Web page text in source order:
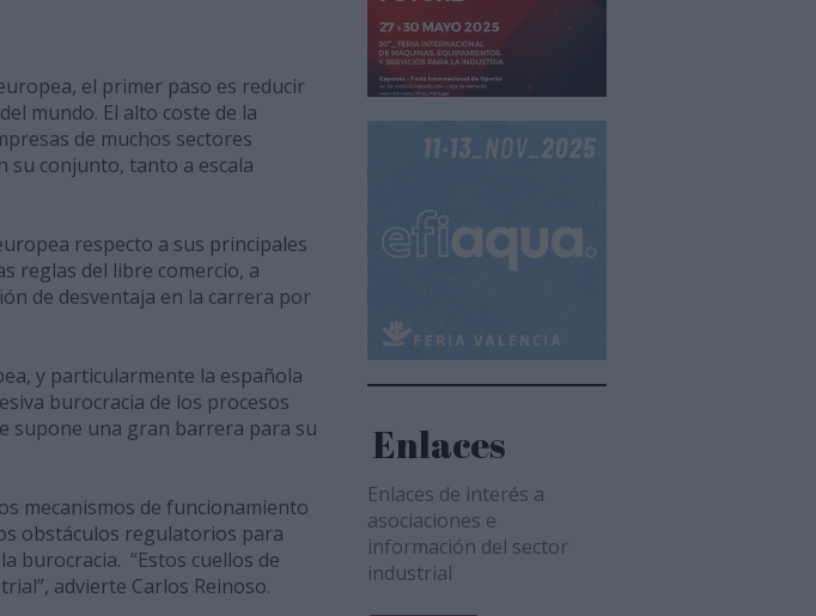
el primer paso es reducir
mundo. El alto coste de la
de muchos sectores
su conjunto, tanto a escala
respecto a sus principales
reglas del libre comercio, a
de desventaja en la carrera por
y particularmente la española
burocracia de los procesos
supone una gran barrera para su
mecanismos de funcionamiento
obstáculos regulatorios para
burocracia. “Estos cuellos de
advierte Carlos Reinoso.
Enlaces
Enlaces de interés a
asociaciones e
información del sector
industrial